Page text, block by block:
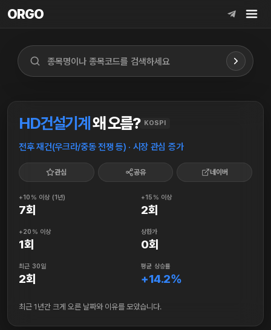
ORGO
ORGO
HD건설기계 왜 오름? KOSPI
전후 재건(우크라/중동 전쟁 등) · 시장 관심 증가
관심 공유 네이버
+10% 이상 (1년)
7회
+15% 이상
2회
+20% 이상
1회
상한가
0회
최근 30일
2회
평균 상승률
+14.2%
최근 1년간 크게 오른 날짜와 이유를 모았습니다.